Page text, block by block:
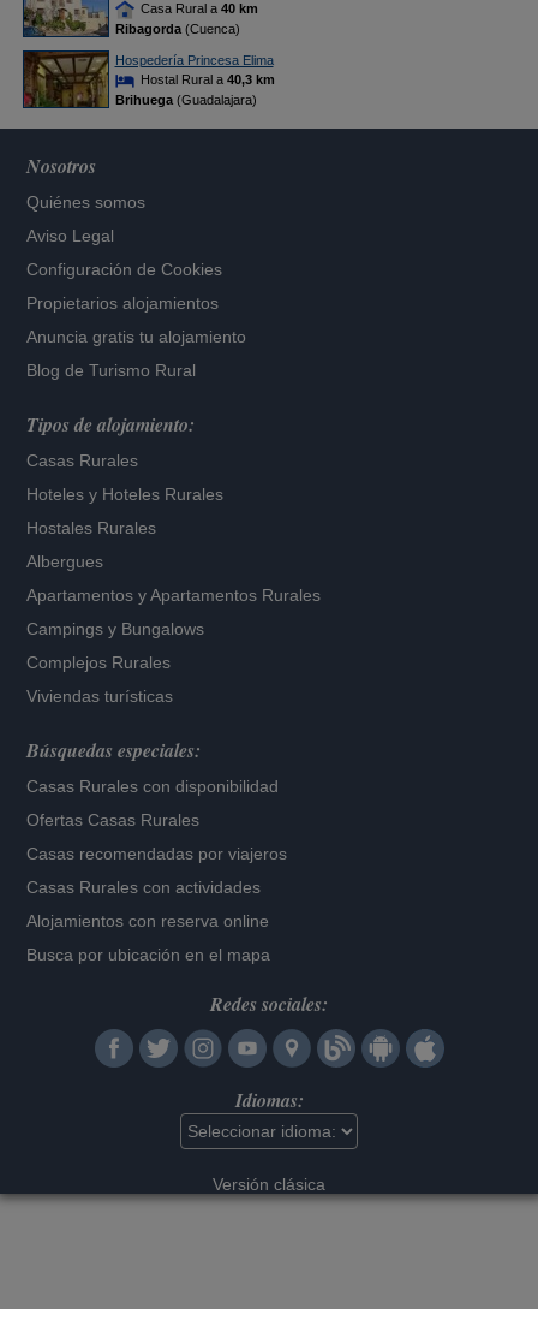
Casa Rural a 40 km
Ribagorda(Cuenca)
Hospedería Princesa Elima
Hostal Rural a 40,3 km
Brihuega(Guadalajara)
Nosotros
Quiénes somos
Aviso Legal
Configuración de Cookies
Propietarios alojamientos
Anuncia gratis tu alojamiento
Blog de Turismo Rural
Tipos de alojamiento:
Casas Rurales
Hoteles y Hoteles Rurales
Hostales Rurales
Albergues
Apartamentos yApartamentos Rurales
Campings y Bungalows
Complejos Rurales
Viviendas turísticas
Búsquedas especiales:
Casas Rurales con disponibilidad
Ofertas Casas Rurales
Casas recomendadas por viajeros
Casas Rurales con actividades
Alojamientos con reserva online
Busca por ubicación en el mapa
Redes sociales:
Idiomas:
Versión clásica